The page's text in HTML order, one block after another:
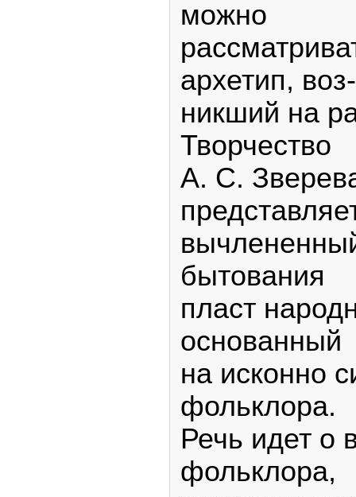
можно
архетип, воз-
никший на
Творчество
А. С.
бытования
пласт
основанный
на исконно
фольклора.
Речь идет о
фольклора,